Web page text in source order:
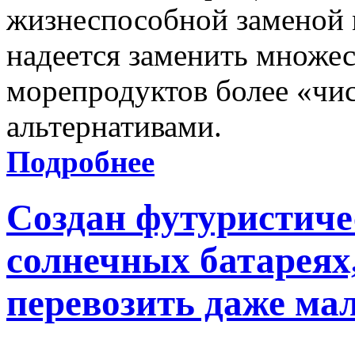
жизнеспособной
надеется заменить
морепродуктов более
альтернативами.
Подробнее
Создан
солнечных
перевозить даже